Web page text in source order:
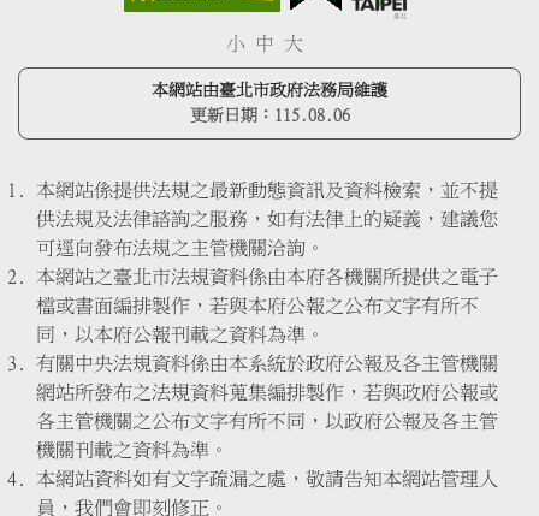
小 中 大
本網站由臺北市政府法務局維護
更新日期： 115.08.06
本網站係提供法規之最新動態資訊及資料檢索，並不提
供法規及法律諮詢之服務，如有法律上的疑義，建議您
可逕向發布法規之主管機關洽詢。
本網站之臺北市法規資料係由本府各機關所提供之電子
檔或書面編排製作，若與本府公報之公布文字有所不
同，以本府公報刊載之資料為準。
有關中央法規資料係由本系統於政府公報及各主管機關
網站所發布之法規資料蒐集編排製作，若與政府公報或
各主管機關之公布文字有所不同，以政府公報及各主管
機關刊載之資料為準。
本網站資料如有文字疏漏之處，敬請告知本網站管理人
員，我們會即刻修正。